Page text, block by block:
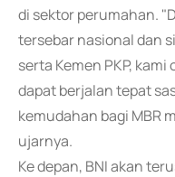
di sektor perumahan.
tersebar nasional dan
serta Kemen PKP,
dapat berjalan tepat
kemudahan bagi MBR
ujarnya.
Ke depan, BNI akan